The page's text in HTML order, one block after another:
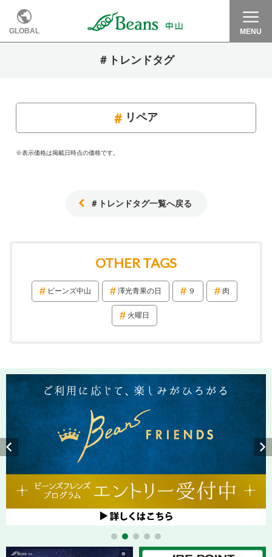
GLOBAL MENU
＃トレンドタグ
リペア
※表示価格は掲載日時点の価格です。
＃トレンドタグ一覧へ戻る
OTHER TAGS
ビーンズ中山 澤光青果の日 ９ 肉
火曜日